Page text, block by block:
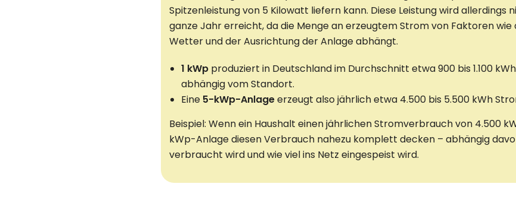
Spitzenleistung von 5 Kilowatt liefern kann. Diese Leistung wird allerdings
ganze Jahr erreicht, da die Menge an erzeugtem Strom von Faktoren wie
Wetter und der Ausrichtung der Anlage abhängt.
1 kWp produziert in Deutschland im Durchschnitt etwa 900 bis 1.100
abhängig vom Standort.
Eine 5-kWp-Anlageerzeugt also jährlich etwa 4.500 bis 5.500 kWh
Beispiel: Wenn ein Haushalt einen jährlichen Stromverbrauch von 4.500
kWp-Anlage diesen Verbrauch nahezu komplett decken – abhängig
verbraucht wird und wie viel ins Netz eingespeist wird.